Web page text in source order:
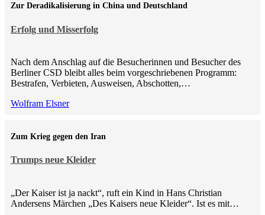
Erfolg und Misserfolg
Zur Deradikalisierung in China und Deutschland
Nach dem Anschlag auf die Besucherinnen und Besucher des
Berliner CSD bleibt alles beim vorgeschriebenen Programm:
Bestrafen, Verbieten, Ausweisen, Abschotten,…
Wolfram Elsner
Trumps neue Kleider
Zum Krieg gegen den Iran
„Der Kaiser ist ja nackt“, ruft ein Kind in Hans Christian
Andersens Märchen „Des Kaisers neue Kleider“. Ist es mit…